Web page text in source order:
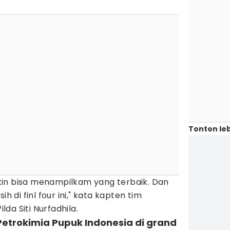
bisa menampilkam yang terbaik. Dan
di finl four ini," kata kapten tim
Siti Nurfadhila.
Pupuk Indonesia di grand
Tonton